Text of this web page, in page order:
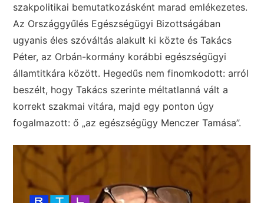
szakpolitikai bemutatkozásként marad emlékezetes.
Az Országgyűlés Egészségügyi Bizottságában
ugyanis éles szóváltás alakult ki közte és Takács
Péter, az Orbán-kormány korábbi egészségügyi
államtitkára között. Hegedűs nem finomkodott: arról
beszélt, hogy Takács szerinte méltatlanná vált a
korrekt szakmai vitára, majd egy ponton úgy
fogalmazott: ő „az egészségügy Menczer Tamása”.